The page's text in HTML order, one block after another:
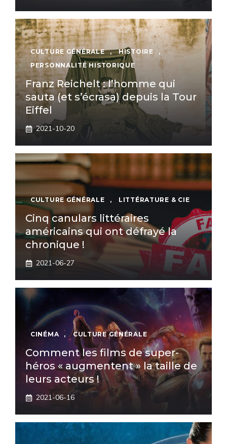
CULTURE GÉNÉRALE , HISTOIRE
,
PERSONNALITÉ HISTORIQUE
Franz Reichelt : l’homme qui
sauta (et s’écrasa) depuis la Tour
Eiffel
2021-10-20
CULTURE GÉNÉRALE , LITTÉRATURE & CIE
Cinq canulars littéraires
américains qui ont défrayé la
chronique !
2021-06-27
CINÉMA , CULTURE GÉNÉRALE
Comment les films de super-
héros « augmentent » la taille de
leurs acteurs !
2021-06-16